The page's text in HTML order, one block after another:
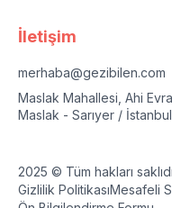
İletişim
merhaba@gezibilen.com
Maslak Mahallesi, Ahi
Maslak - Sarıyer / İstanbul
2025 © Tüm hakları
Gizlilik PolitikasıMesafeli